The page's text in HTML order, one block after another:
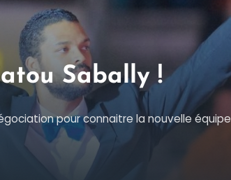
Sabally !
pour connaitre la nouvelle équipe